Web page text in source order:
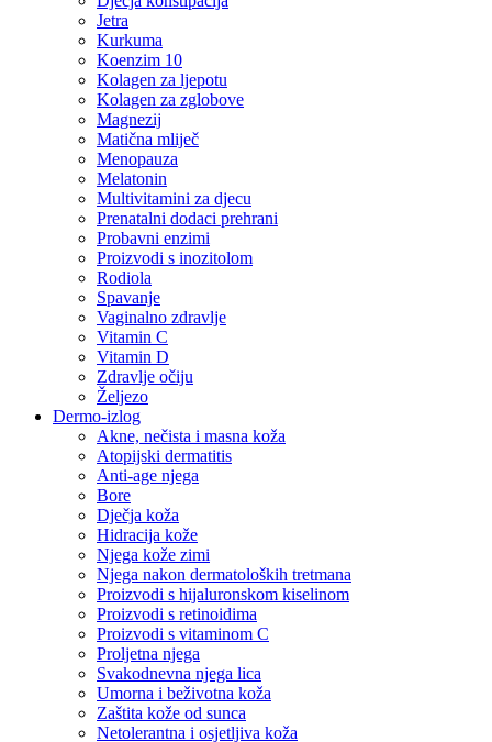
Jetra
Kurkuma
Koenzim 10
Kolagen za ljepotu
Kolagen za zglobove
Magnezij
Matična mliječ
Menopauza
Melatonin
Multivitamini za djecu
Prenatalni dodaci prehrani
Probavni enzimi
Proizvodi s inozitolom
Rodiola
Spavanje
Vaginalno zdravlje
Vitamin C
Vitamin D
Zdravlje očiju
Željezo
Dermo-izlog
Akne, nečista i masna koža
Atopijski dermatitis
Anti-age njega
Bore
Dječja koža
Hidracija kože
Njega kože zimi
Njega nakon dermatoloških tretmana
Proizvodi s hijaluronskom kiselinom
Proizvodi s retinoidima
Proizvodi s vitaminom C
Proljetna njega
Svakodnevna njega lica
Umorna i beživotna koža
Zaštita kože od sunca
Netolerantna i osjetljiva koža